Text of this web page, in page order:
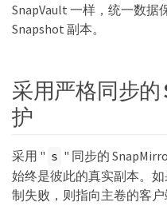
SnapVault 一样，统一数据
Snapshot 副本。
采用严格同步的
护
采用 " s " 同步的
始终是彼此的真实副本。
制失败，则指向主卷的客户